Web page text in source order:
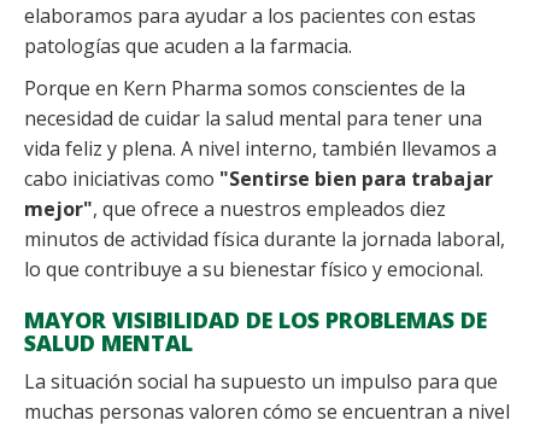
elaboramos para ayudar a los pacientes con estas
patologías que acuden a la farmacia.
Porque en Kern Pharma somos conscientes de la
necesidad de cuidar la salud mental para tener una
vida feliz y plena. A nivel interno, también llevamos a
cabo iniciativas como "Sentirse bien para trabajar
mejor", que ofrece a nuestros empleados diez
minutos de actividad física durante la jornada laboral,
lo que contribuye a su bienestar físico y emocional.
MAYOR VISIBILIDAD DE LOS PROBLEMAS DE
SALUD MENTAL
La situación social ha supuesto un impulso para que
muchas personas valoren cómo se encuentran a nivel